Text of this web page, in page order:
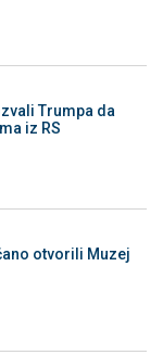
Trumpa da
iz RS
otvorili Muzej